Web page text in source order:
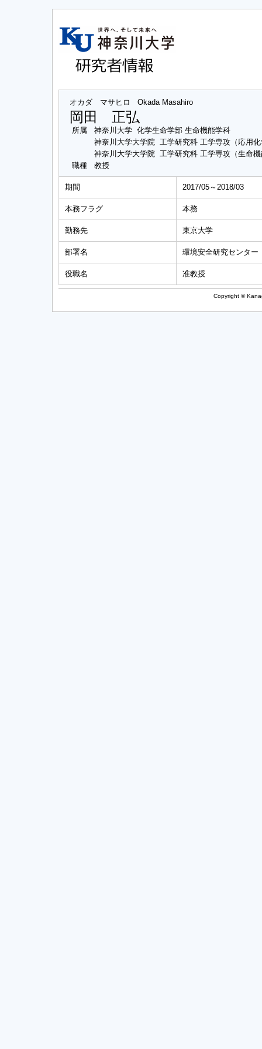
オカダ マサヒロ Okada Masahiro
岡田 正弘
所属
神奈川大学 化学生命学部 生命機能学科
神奈川大学大学院 工学研究科 工学専攻（応用
神奈川大学大学院 工学研究科 工学専攻（生命
職種
教授
期間 2017/05～2018/03
本務フラグ 本務
勤務先 東京大学
部署名 環境安全研究センター
役職名 准教授
Copyright ©